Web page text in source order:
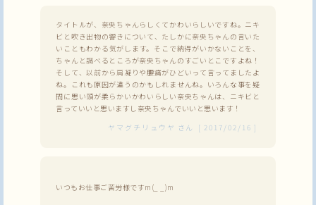
タイトルが、奈央ちゃんらしくてかわいらしいですね。ニキ
ビと吹き出物の響きについて、たしかに奈央ちゃんの言いた
いこともわかる気がします。そこで納得がいかないことを、
ちゃんと調べるところが奈央ちゃんのすごいとこですよね！
そして、以前から肩凝りや腰痛がひどいって言ってましたよ
ね。これも原因が違うのかもしれませんね。いろんな事を疑
問に思い頭が柔らかいかわいらしい奈央ちゃんは、ニキビと
言っていいと思いますし奈央ちゃんでいいと思います！
ヤマグチリュウヤ さん [ 2017/02/16 ]
いつもお仕事ご苦労様ですm(_ _)m